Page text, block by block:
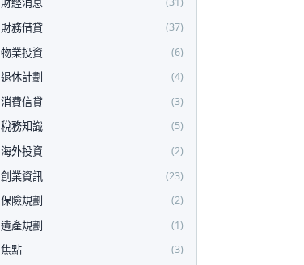
財務借貸 (37)
物業投資 (6)
退休計劃 (4)
消費信貸 (3)
稅務知識 (5)
海外投資 (2)
創業資訊 (23)
保險規劃 (2)
遺產規劃 (1)
焦點 (3)